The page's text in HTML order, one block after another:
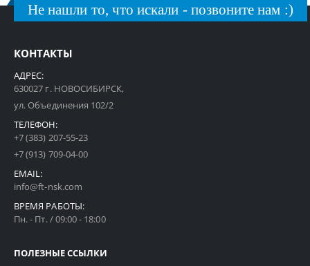
Не нашли то, что искали - позвоните нам :)
КОНТАКТЫ
АДРЕС:
630027 г. НОВОСИБИРСК,
ул. Объединения 102/2
ТЕЛЕФОН:
+7 (383) 207-55-23
+7 (913) 709-04-00
EMAIL:
info@ft-nsk.com
ВРЕМЯ РАБОТЫ:
Пн. - Пт. / 09:00 - 18:00
ПОЛЕЗНЫЕ ССЫЛКИ